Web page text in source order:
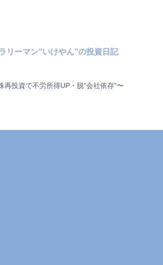
リーマン“いけやん”の投資日記
再投資で不労所得UP・脱"会社依存"〜